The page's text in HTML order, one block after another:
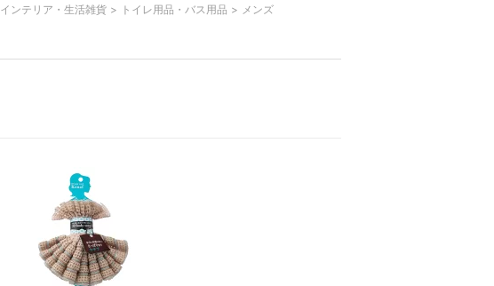
インテリア・生活雑貨 トイレ用品・バス用品 メンズ